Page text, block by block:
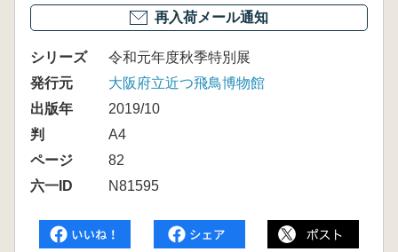
再入荷メール通知
シリーズ
令和元年度秋季特別展
発行元
大阪府立近つ飛鳥博物館
出版年
2019/10
判
A4
ページ
82
六一ID
N81595